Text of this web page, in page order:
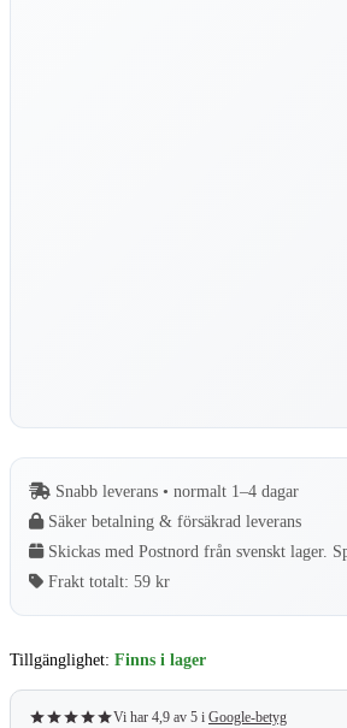
Snabb leverans • normalt 1–4 dagar
Säker betalning & försäkrad leverans
Skickas med Postnord från svenskt lager.
Frakt totalt: 59 kr
Tillgänglighet: Finns i lager
Vi har 4,9 av 5 i Google-betyg